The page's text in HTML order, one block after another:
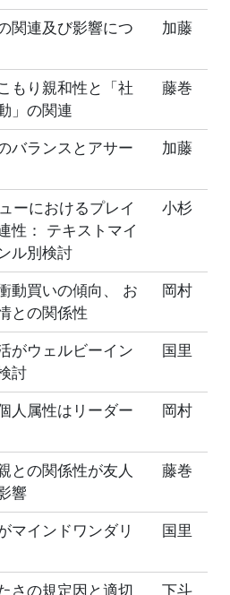
関連及び影響につ
加藤
もり親和性と「社
」の関連
藤巻
バランスとアサー
加藤
ーにおけるプレイ
性： テキストマイ
ル別検討
小杉
動買いの傾向、 お
との関係性
岡村
がウェルビーイン
討
国里
人属性はリーダー
岡村
との関係性が友人
響
藤巻
マインドワンダリ
国里
さの規定因と適切 下斗